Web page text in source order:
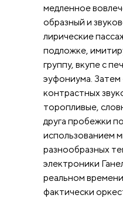
медленное
образный и
лирические
подложке,
группу, вкупе с
эуфониума.
контрастных
торопливые,
друга пробежки
использованием
разнообразных
электроники
реальном
фактически